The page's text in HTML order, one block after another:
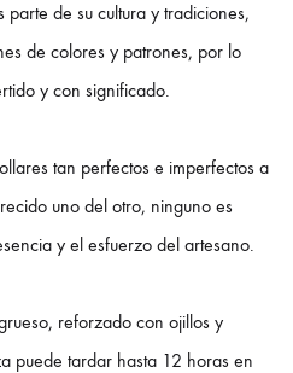
de su cultura y tradiciones,
de colores y patrones, por lo
y con significado.
tan perfectos e imperfectos a
uno del otro, ninguno es
y el esfuerzo del artesano.
reforzado con ojillos y
puede tardar hasta 12 horas en